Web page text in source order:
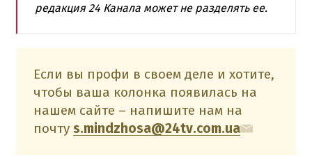
редакция 24 Канала может не разделять ее.
Если вы профи в своем деле и хотите,
чтобы ваша колонка появилась на
нашем сайте – напишите нам на
почту s.mindzhosa@24tv.com.ua